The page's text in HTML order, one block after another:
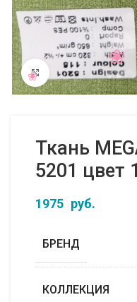
Нажмите, чтобы
Ткань
5201 цвет
1975 руб.
БРЕНД
КОЛЛЕКЦИЯ